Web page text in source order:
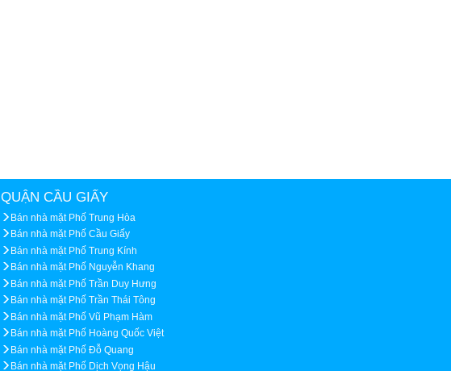
QUẬN CẦU GIẤY
Bán nhà mặt Phố Trung Hòa
Bán nhà mặt Phố Cầu Giấy
Bán nhà mặt Phố Trung Kính
Bán nhà mặt Phố Nguyễn Khang
Bán nhà mặt Phố Trần Duy Hưng
Bán nhà mặt Phố Trần Thái Tông
Bán nhà mặt Phố Vũ Phạm Hàm
Bán nhà mặt Phố Hoàng Quốc Việt
Bán nhà mặt Phố Đỗ Quang
Bán nhà mặt Phố Dịch Vọng Hậu